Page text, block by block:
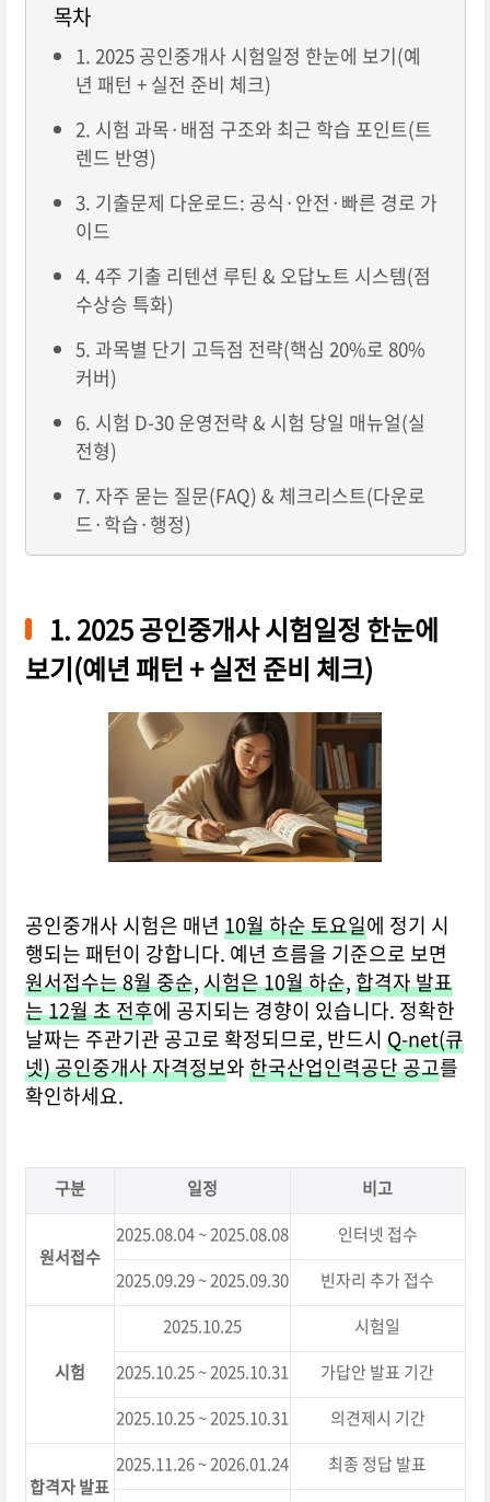
목차
1. 2025 공인중개사 시험일정 한눈에 보기(예
년 패턴 + 실전 준비 체크)
2. 시험 과목·배점 구조와 최근 학습 포인트(트
렌드 반영)
3. 기출문제 다운로드: 공식·안전·빠른 경로 가
이드
4. 4주 기출 리텐션 루틴 & 오답노트 시스템(점
수상승 특화)
5. 과목별 단기 고득점 전략(핵심 20%로 80%
커버)
6. 시험 D-30 운영전략 & 시험 당일 매뉴얼(실
전형)
7. 자주 묻는 질문(FAQ) & 체크리스트(다운로
드·학습·행정)
1. 2025 공인중개사 시험일정 한눈에
보기(예년 패턴 + 실전 준비 체크)
공인중개사 시험은 매년 10월 하순 토요일에 정기 시
행되는 패턴이 강합니다. 예년 흐름을 기준으로 보면
원서접수는 8월 중순,시험은 10월 하순,합격자 발표
는 12월 초 전후에 공지되는 경향이 있습니다. 정확한
날짜는 주관기관 공고로 확정되므로, 반드시 Q-net(큐
넷) 공인중개사 자격정보와한국산업인력공단 공고를
확인하세요.
구분 일정 비고
원서접수
2025.08.04 ~ 2025.08.08
인터넷 접수
2025.09.29 ~ 2025.09.30
빈자리 추가 접수
시험
2025.10.25
시험일
2025.10.25 ~ 2025.10.31
가답안 발표 기간
2025.10.25 ~ 2025.10.31
의견제시 기간
합격자 발표
2025.11.26 ~ 2026.01.24
최종 정답 발표